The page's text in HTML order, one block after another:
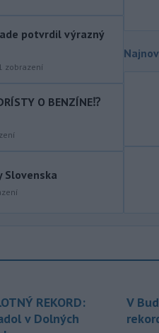
objasneniu
15:21
TASR to
produkt.
rafinéria s
potvrdil výrazný
zobrazení
O BENZÍNE⁉️
Slovenska
REKORD:
v Dolných
V